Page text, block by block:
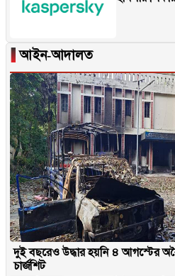
▐আইন-আদালত
দুই বছরেও উদ্ধার হয়নি ৪ আগস্টের
চার্জশিট